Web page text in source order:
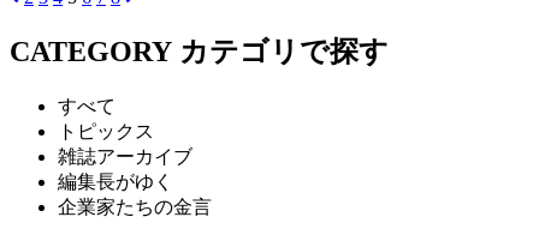
CATEGORY カテゴリで探す
すべて
トピックス
雑誌アーカイブ
編集長がゆく
企業家たちの金言